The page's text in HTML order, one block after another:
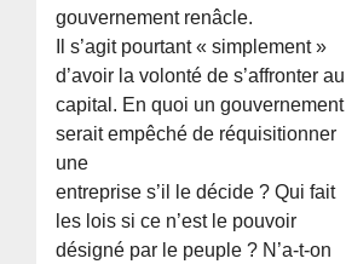
gouvernement renâcle.
Il s’agit pourtant « simplement »
d’avoir la volonté de s’affronter au
capital. En quoi un gouvernement
serait empêché de réquisitionner
une
entreprise s’il le décide ? Qui fait
les lois si ce n’est le pouvoir
désigné par le peuple ? N’a-t-on